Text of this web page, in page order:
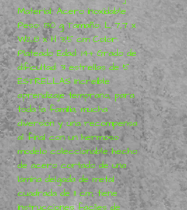
Material: Acero inoxidable
Peso: 130 g Tamaño: L 7,7 x
W2,8 x H 3,5 cm Color:
Plateado Edad: 14+ Grado de
dificultad: 3 estrellas de 5
ESTRELLAS Increíble
aprendizaje temprano, para
toda la familia, mucha
diversión y una recompensa
al final con un hermoso
modelo coleccionable hecho
de acero cortado de una
lámina delgada de metal
cuadrada de 11 cm, tiene
instrucciones fáciles de